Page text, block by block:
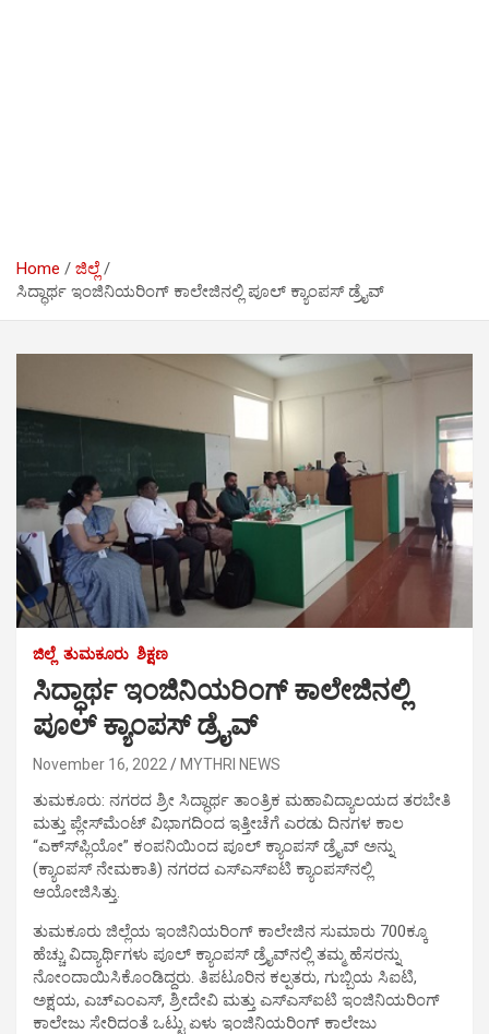
Home
ಜಿಲ್ಲೆ
ಸಿದ್ಧಾರ್ಥ ಇಂಜಿನಿಯರಿಂಗ್ ಕಾಲೇಜಿನಲ್ಲಿ ಪೂಲ್ ಕ್ಯಾಂಪಸ್ ಡ್ರೈವ್
ಜಿಲ್ಲೆ ತುಮಕೂರು ಶಿಕ್ಷಣ
ಸಿದ್ಧಾರ್ಥ ಇಂಜಿನಿಯರಿಂಗ್ ಕಾಲೇಜಿನಲ್ಲಿ
ಪೂಲ್ ಕ್ಯಾಂಪಸ್ ಡ್ರೈವ್
November 16, 2022 MYTHRI NEWS
ತುಮಕೂರು: ನಗರದ ಶ್ರೀ ಸಿದ್ಧಾರ್ಥ ತಾಂತ್ರಿಕ ಮಹಾವಿದ್ಯಾಲಯದ ತರಬೇತಿ
ಮತ್ತು ಪ್ಲೇಸ್‍ಮೆಂಟ್ ವಿಭಾಗದಿಂದ ಇತ್ತೀಚೆಗೆ ಎರಡು ದಿನಗಳ ಕಾಲ
“ಎಕ್ಸ್‍ಪ್ಲಿಯೋ” ಕಂಪನಿಯಿಂದ ಪೂಲ್ ಕ್ಯಾಂಪಸ್ ಡ್ರೈವ್ ಅನ್ನು
(ಕ್ಯಾಂಪಸ್ ನೇಮಕಾತಿ) ನಗರದ ಎಸ್‍ಎಸ್‍ಐಟಿ ಕ್ಯಾಂಪಸ್‍ನಲ್ಲಿ
ಆಯೋಜಿಸಿತ್ತು.
ತುಮಕೂರು ಜಿಲ್ಲೆಯ ಇಂಜಿನಿಯರಿಂಗ್ ಕಾಲೇಜಿನ ಸುಮಾರು 700ಕ್ಕೂ
ಹೆಚ್ಚು ವಿದ್ಯಾರ್ಥಿಗಳು ಪೂಲ್ ಕ್ಯಾಂಪಸ್ ಡ್ರೈವ್‍ನಲ್ಲಿ ತಮ್ಮ ಹೆಸರನ್ನು
ನೋಂದಾಯಿಸಿಕೊಂಡಿದ್ದರು. ತಿಪಟೂರಿನ ಕಲ್ಪತರು, ಗುಬ್ಬಿಯ ಸಿಐಟಿ,
ಅಕ್ಷಯ, ಎಚ್‍ಎಂಎಸ್, ಶ್ರೀದೇವಿ ಮತ್ತು ಎಸ್‍ಎಸ್‍ಐಟಿ ಇಂಜಿನಿಯರಿಂಗ್
ಕಾಲೇಜು ಸೇರಿದಂತೆ ಒಟ್ಟು ಏಳು ಇಂಜಿನಿಯರಿಂಗ್ ಕಾಲೇಜು